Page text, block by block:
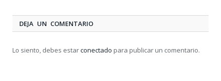
DEJA UN COMENTARIO
Lo siento, debes estarconectado para publicar un comentario.